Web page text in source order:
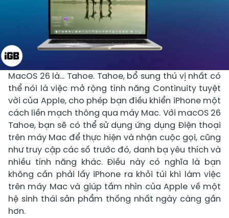
MacOS 26 là… Tahoe. Tahoe, bổ sung thú vị nhất có
thể nói là việc mở rộng tính năng Continuity tuyệt
vời của Apple, cho phép bạn điều khiển iPhone một
cách liền mạch thông qua máy Mac. Với macOS 26
Tahoe, bạn sẽ có thể sử dụng ứng dụng Điện thoại
trên máy Mac để thực hiện và nhận cuộc gọi, cũng
như truy cập các số trước đó, danh bạ yêu thích và
nhiều tính năng khác. Điều này có nghĩa là bạn
không cần phải lấy iPhone ra khỏi túi khi làm việc
trên máy Mac và giúp tầm nhìn của Apple về một
hệ sinh thái sản phẩm thống nhất ngày càng gần
hơn.